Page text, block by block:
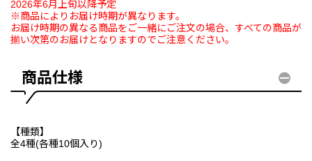
2026年6月上旬以降予定
※商品によりお届け時期が異なります。
お届け時期の異なる商品をご一緒にご注文の場合、すべての商品が
揃い次第のお届けとなりますのでご注意ください。
商品仕様
【種類】
全4種(各種10個入り)